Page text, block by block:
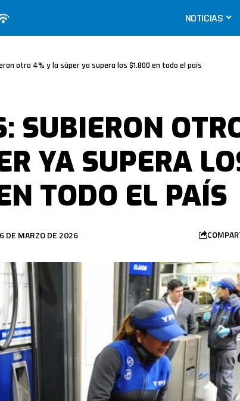
NOTICIAS
otro 4% y la súper ya supera los $1.800 en todo el país
SUBIERON
YA SUPERA
TODO EL PAÍS
DE MARZO DE 2026